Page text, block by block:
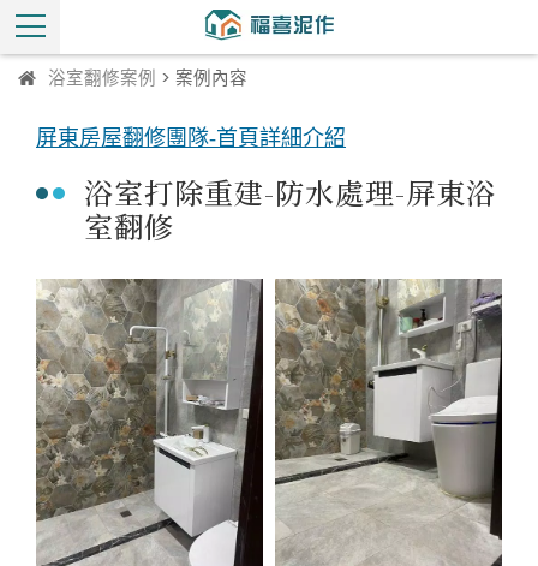
浴室翻修案例 > 案例內容
屏東房屋翻修團隊-首頁詳細介紹
浴室打除重建-防水處理-屏東浴
室翻修